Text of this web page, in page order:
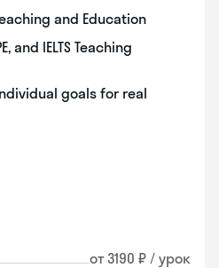
and Education
and IELTS Teaching
goals for real
от 3190 ₽ / урок